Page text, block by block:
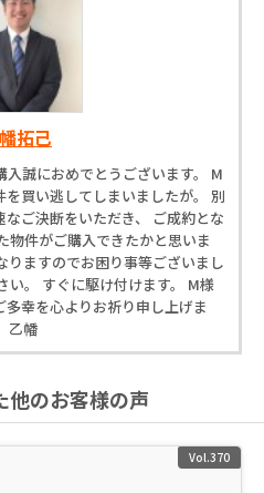
拓己
誠におめでとうございます。 M
買い逃してしまいましたが。 別
ご決断をいただき、 ご成約とな
物件がご購入できたかと思いま
りますのでお困り事等ございまし
い。 すぐに駆け付けます。 M様
幸を心よりお祈り申し上げま
乙幡
他のお客様の声
Vol.370